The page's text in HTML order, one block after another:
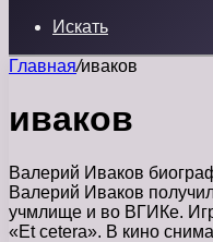
Искать
Главная/иваков
иваков
Валерий Иваков
Валерий Иваков
учмлище и во ВГИКе.
«Et cetera». В кино